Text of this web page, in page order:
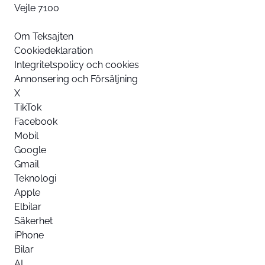
Vejle 7100
Om Teksajten
Cookiedeklaration
Integritetspolicy och cookies
Annonsering och Försäljning
X
TikTok
Facebook
Mobil
Google
Gmail
Teknologi
Apple
Elbilar
Säkerhet
iPhone
Bilar